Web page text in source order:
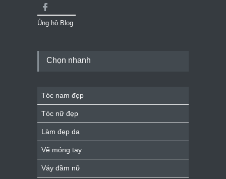
Ủng hộ Blog
Chọn nhanh
Tóc nam đẹp
Tóc nữ đẹp
Làm đẹp da
Vẽ móng tay
Váy đầm nữ